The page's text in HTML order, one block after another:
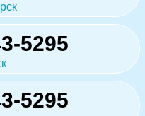
5295
5295